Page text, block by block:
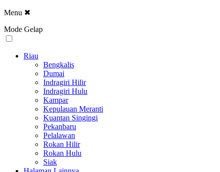
Menu ✖
Mode Gelap
Riau
Bengkalis
Dumai
Indragiri Hilir
Indragiri Hulu
Kampar
Kepulauan Meranti
Kuantan Singingi
Pekanbaru
Pelalawan
Rokan Hilir
Rokan Hulu
Siak